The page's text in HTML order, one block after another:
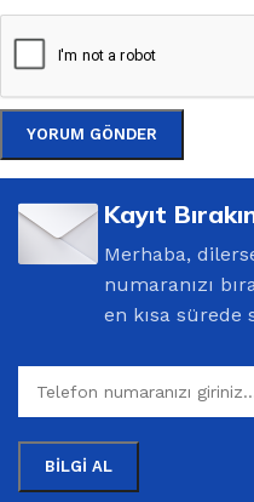
Kayıt
Merhaba,
numaranızı
en kısa